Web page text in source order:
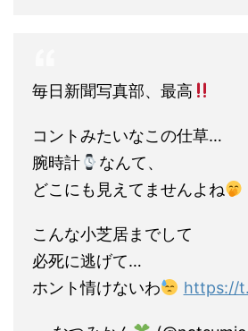
毎日新聞写真部、最高
コントみたいなこの仕草…
腕時計
なんて、
どこにも見えてませんよね
こんな小芝居までして
必死に逃げて…
ホント情けないわ
https://